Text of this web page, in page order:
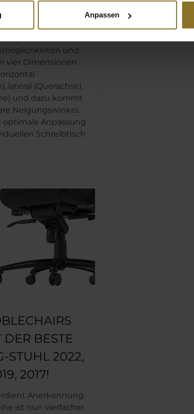
Anpassen
4D-Armlehnen
und
vier Dimensionen
lateral (Querachse),
und dazu kommt
Neigungswinkel.
optimale Anpassung
Schreibtisch
DER BESTE
STUHL 2022,
2017!
Anerkennung.
ist nun vierfacher